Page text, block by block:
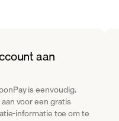
aan
is eenvoudig.
voor een gratis
informatie toe om te